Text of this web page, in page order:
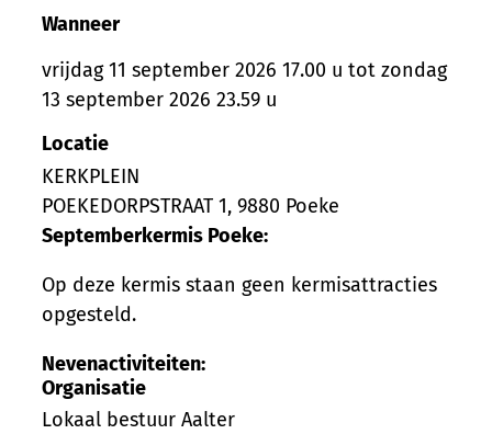
Wanneer
vrijdag 11 september 2026 17.00 u tot zondag
13 september 2026 23.59 u
Locatie
KERKPLEIN
POEKEDORPSTRAAT 1, 9880 Poeke
Septemberkermis Poeke:
Op deze kermis staan geen kermisattracties
opgesteld.
Nevenactiviteiten:
Organisatie
Lokaal bestuur Aalter